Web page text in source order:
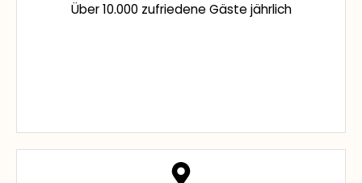
Über 10.000 zufriedene Gäste jährlich